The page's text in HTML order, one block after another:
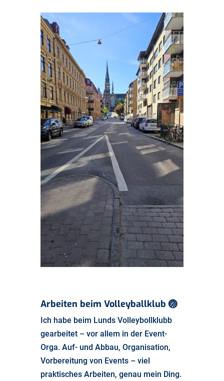
Arbeiten beim Volleyballklub 🏐
Ich habe beim Lunds Volleybollklubb
gearbeitet – vor allem in der Event-
Orga. Auf- und Abbau, Organisation,
Vorbereitung von Events – viel
praktisches Arbeiten, genau mein Ding.